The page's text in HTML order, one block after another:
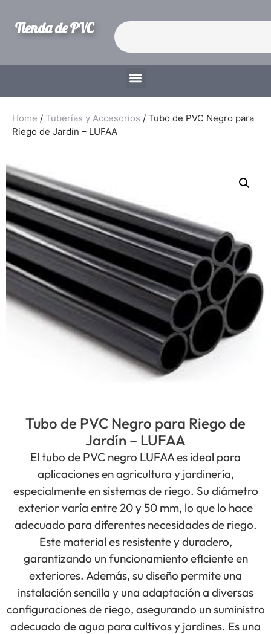
Tienda de PVC
Home / Tuberías y Accesorios / Tubo de PVC Negro para
Riego de Jardín – LUFAA
Tubo de PVC Negro para Riego de
Jardín – LUFAA
El tubo de PVC negro LUFAA es ideal para
aplicaciones en agricultura y jardinería,
especialmente en sistemas de riego. Su diámetro
exterior varía entre 20 y 50 mm, lo que lo hace
adecuado para diferentes necesidades de riego.
Este material es resistente y duradero,
garantizando un funcionamiento eficiente en
exteriores. Además, su diseño permite una
instalación sencilla y una adaptación a diversas
configuraciones de riego, asegurando un suministro
adecuado de agua para cultivos y jardines. Es una